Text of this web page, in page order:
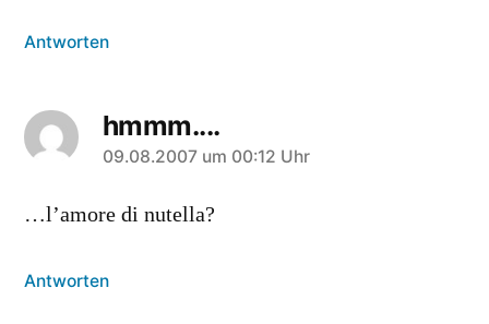
Antworten
hmmm....
sagt:
09.08.2007 um 00:12 Uhr
…l’amore di nutella?
Antworten